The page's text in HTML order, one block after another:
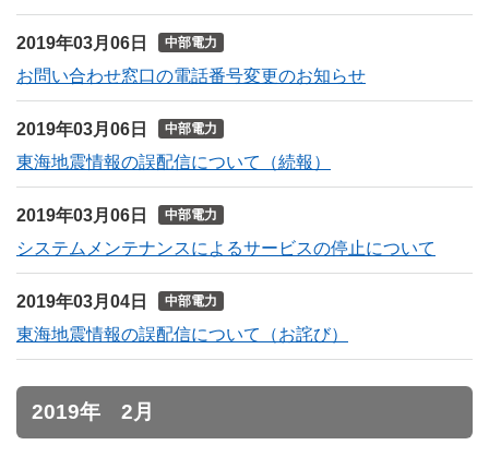
2019年03月06日 中部電力
お問い合わせ窓口の電話番号変更のお知らせ
2019年03月06日 中部電力
東海地震情報の誤配信について（続報）
2019年03月06日 中部電力
システムメンテナンスによるサービスの停止について
2019年03月04日 中部電力
東海地震情報の誤配信について（お詫び）
2019年 2月